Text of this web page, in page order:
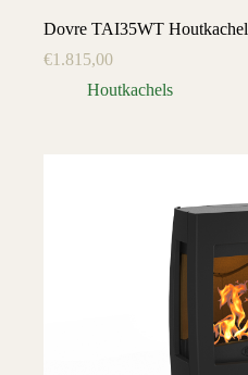
Dovre TAI35WT Houtkachel
€1.815,00
Houtkachels